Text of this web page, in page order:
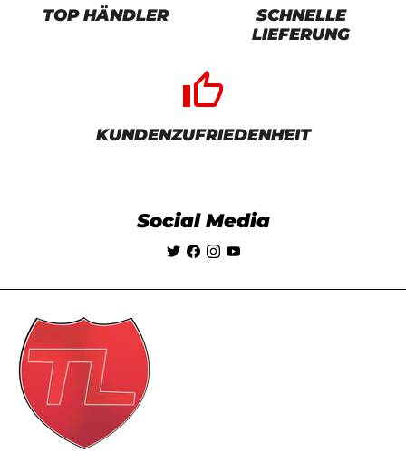
TOP HÄNDLER
SCHNELLE
LIEFERUNG
thumb_up_alt
KUNDENZUFRIEDENHEIT
Social Media